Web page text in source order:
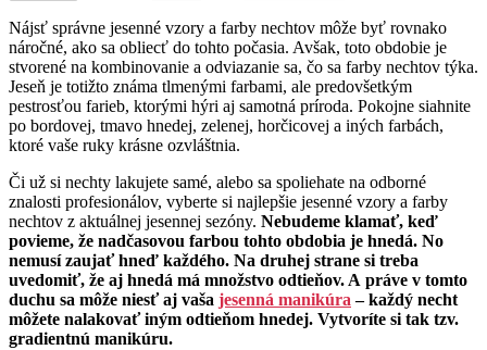
Nájsť správne jesenné vzory a farby nechtov môže byť rovnako
náročné, ako sa obliecť do tohto počasia. Avšak, toto obdobie je
stvorené na kombinovanie a odviazanie sa, čo sa farby nechtov týka.
Jeseň je totižto známa tlmenými farbami, ale predovšetkým
pestrosťou farieb, ktorými hýri aj samotná príroda. Pokojne siahnite
po bordovej, tmavo hnedej, zelenej, horčicovej a iných farbách,
ktoré vaše ruky krásne ozvláštnia.
Či už si nechty lakujete samé, alebo sa spoliehate na odborné
znalosti profesionálov, vyberte si najlepšie jesenné vzory a farby
nechtov z aktuálnej jesennej sezóny. Nebudeme klamať, keď
povieme, že nadčasovou farbou tohto obdobia je hnedá. No
nemusí zaujať hneď každého. Na druhej strane si treba
uvedomiť, že aj hnedá má množstvo odtieňov. A práve v tomto
duchu sa môže niesť aj vaša jesenná manikúra– každý necht
môžete nalakovať iným odtieňom hnedej. Vytvoríte si tak tzv.
gradientnú manikúru.